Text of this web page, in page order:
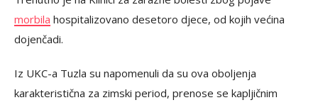
morbila hospitalizovano desetoro djece, od kojih većina
dojenčadi.
Iz UKC-a Tuzla su napomenuli da su ova oboljenja
karakteristična za zimski period, prenose se kapljičnim